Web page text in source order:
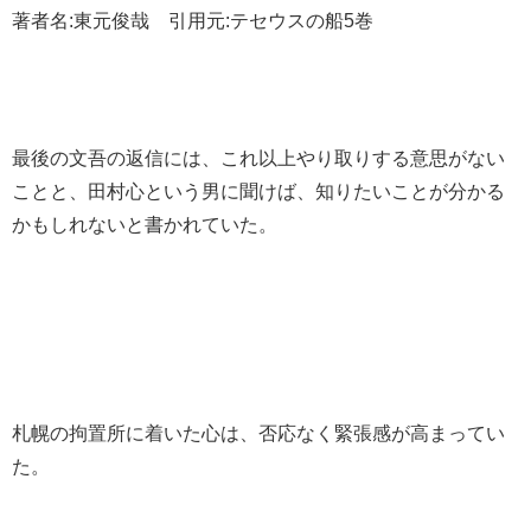
著者名:東元俊哉 引用元:テセウスの船5巻
最後の文吾の返信には、これ以上やり取りする意思がない
ことと、田村心という男に聞けば、知りたいことが分かる
かもしれないと書かれていた。
札幌の拘置所に着いた心は、否応なく緊張感が高まってい
た。